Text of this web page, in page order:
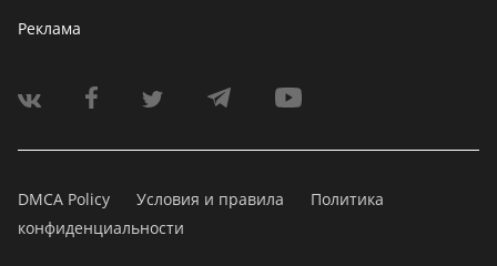
Реклама
DMCA Policy Условия и правила
Политика
конфиденциальности